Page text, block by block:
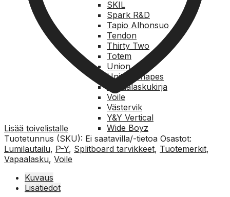
SKIL
Spark R&D
Tapio Alhonsuo
Tendon
Thirty Two
Totem
Union
United Shapes
Vapaalaskukirja
Voile
Västervik
Y&Y Vertical
Wide Boyz
Lisää toivelistalle
Tuotetunnus (SKU): Ei saatavilla/-tietoa Osastot:
Lumilautailu, P-Y, Splitboard tarvikkeet, Tuotemerkit,
Vapaalasku, Voile
Kuvaus
Lisätiedot